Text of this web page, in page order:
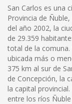
San Carlos es una
Provincia de
del año 2002, la
de 29.359
total de la comuna.
ubicada más o
375 km al sur de
de Concepción, la
la capital
entre los ríos